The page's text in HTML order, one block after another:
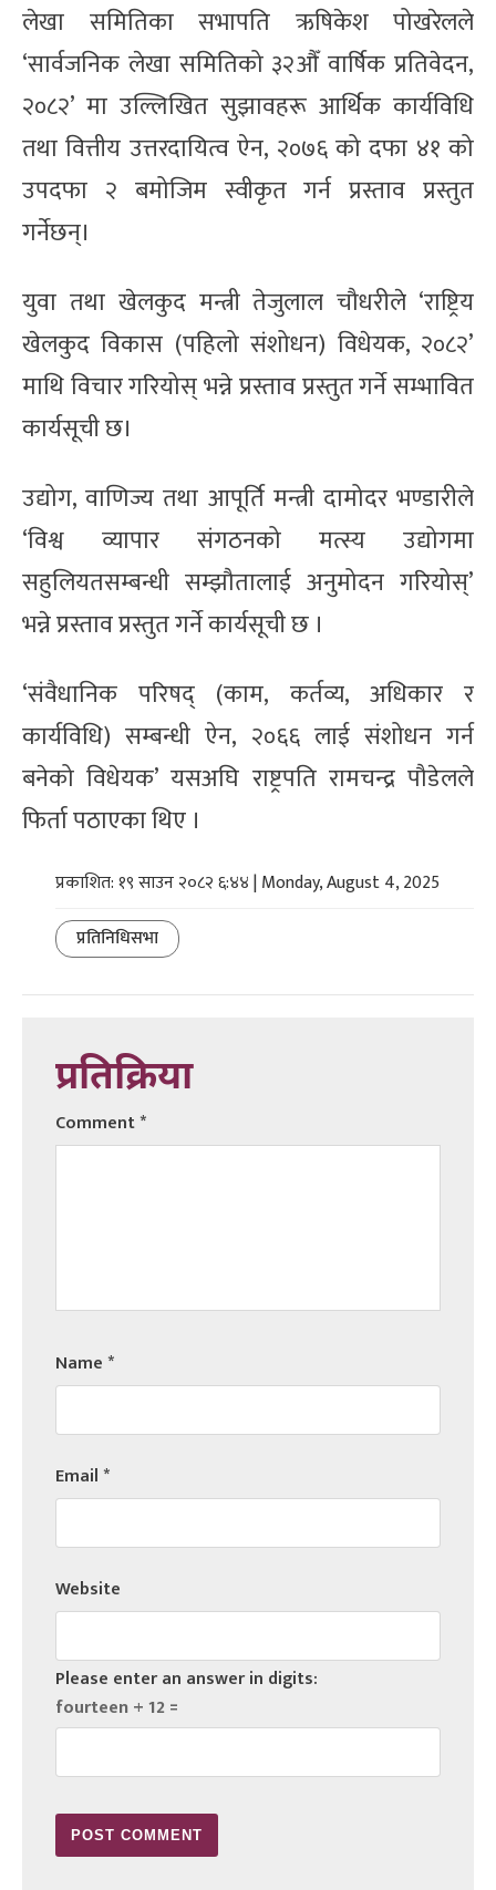
लेखा समितिका सभापति ऋषिकेश पोखरेलले
‘सार्वजनिक लेखा समितिको ३२औँ वार्षिक प्रतिवेदन,
२०८२’ मा उल्लिखित सुझावहरू आर्थिक कार्यविधि
तथा वित्तीय उत्तरदायित्व ऐन, २०७६ को दफा ४१ को
उपदफा २ बमोजिम स्वीकृत गर्न प्रस्ताव प्रस्तुत
गर्नेछन्।
युवा तथा खेलकुद मन्त्री तेजुलाल चौधरीले ‘राष्ट्रिय
खेलकुद विकास (पहिलो संशोधन) विधेयक, २०८२’
माथि विचार गरियोस् भन्ने प्रस्ताव प्रस्तुत गर्ने सम्भावित
कार्यसूची छ।
उद्योग, वाणिज्य तथा आपूर्ति मन्त्री दामोदर भण्डारीले
‘विश्व व्यापार संगठनको मत्स्य उद्योगमा
सहुलियतसम्बन्धी सम्झौतालाई अनुमोदन गरियोस्’
भन्ने प्रस्ताव प्रस्तुत गर्ने कार्यसूची छ ।
‘संवैधानिक परिषद् (काम, कर्तव्य, अधिकार र
कार्यविधि) सम्बन्धी ऐन, २०६६ लाई संशोधन गर्न
बनेको विधेयक’ यसअघि राष्ट्रपति रामचन्द्र पौडेलले
फिर्ता पठाएका थिए ।
प्रकाशित: १९ साउन २०८२ ६:४४ | Monday, August 4, 2025
प्रतिनिधिसभा
प्रतिक्रिया
Comment*
Name*
Email*
Website
Please enter an answer in digits:
fourteen + 12 =